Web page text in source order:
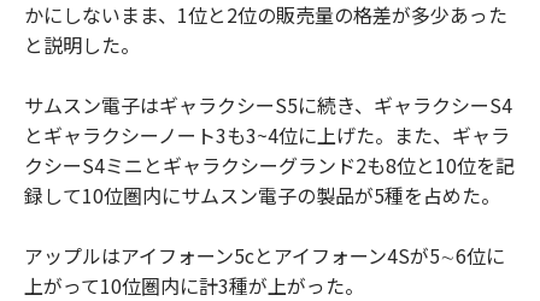
かにしないまま、1位と2位の販売量の格差が多少あった
と説明した。
サムスン電子はギャラクシーS5に続き、ギャラクシーS4
とギャラクシーノート3も3~4位に上げた。また、ギャラ
クシーS4ミニとギャラクシーグランド2も8位と10位を記
録して10位圏内にサムスン電子の製品が5種を占めた。
アップルはアイフォーン5cとアイフォーン4Sが5∼6位に
上がって10位圏内に計3種が上がった。